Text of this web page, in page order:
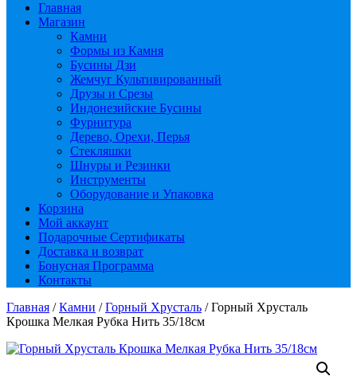
Главная
Магазин
Камни
Формы из Камня
Бусины Дзи
Жемчуг Культивированный
Друзы и Срезы
Индонезийские Бусины
Фурнитура
Дерево, Орехи, Перья
Стекляшки
Шнуры и Резинки
Инструменты
Оборудование и Упаковка
Корзина
Мой аккаунт
Подарочные Сертификаты
Доставка и возврат
Бонусная Программа
Контакты
Главная /Камни /Горный Хрусталь / Горный Хрусталь
Крошка Мелкая Рубка Нить 35/18см